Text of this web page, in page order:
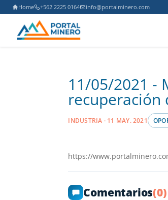
Home +562 2225 0164 info@portalminero.com
11/05/2021 -
recuperación
INDUSTRIA · 11 MAY. 2021
https://
Comentarios(0)